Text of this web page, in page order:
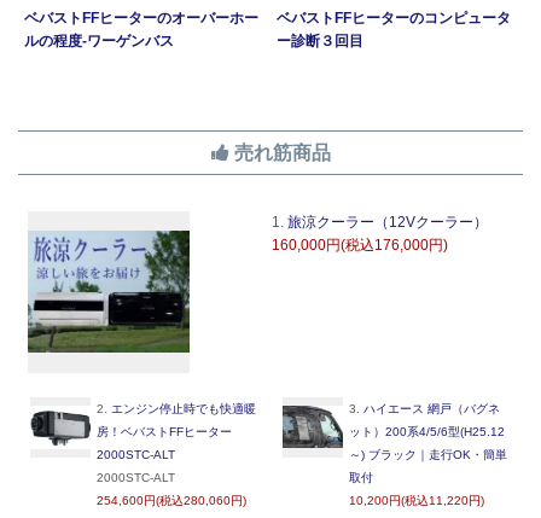
ベバストFFヒーターのオーバーホー
ルの程度-ワーゲンバス
ベバストFFヒーターのコンピュータ
ー診断３回目
売れ筋商品
1.
旅涼クーラー（12Vクーラー）
160,000円(税込176,000円)
2.
エンジン停止時でも快適暖
房！ベバストFFヒーター
2000STC-ALT
2000STC-ALT
254,600円(税込280,060円)
3.
ハイエース 網戸（バグネ
ット）200系4/5/6型(H25.12
～) ブラック｜走行OK・簡単
取付
10,200円(税込11,220円)